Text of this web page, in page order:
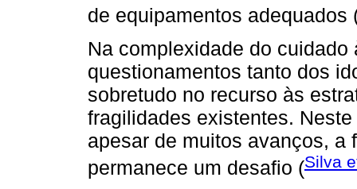
de equipamentos adequados
Na complexidade do
questionamentos tanto dos
sobretudo no recurso às
fragilidades existentes.
apesar de muitos avanços, a
permanece um desafio (Silva